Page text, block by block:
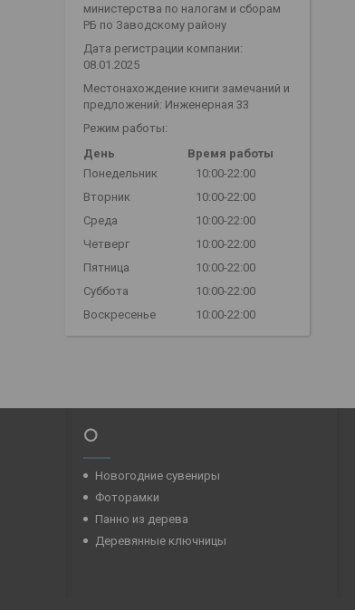
министерства по налогам и сборам
РБ по Заводскому району
Дата регистрации компании:
08.01.2025
Местонахождение книги замечаний и
предложений: Инженерная 33
Режим работы:
День
Время работы
Понедельник
10:00-22:00
Вторник
10:00-22:00
Среда
10:00-22:00
Четверг
10:00-22:00
Пятница
10:00-22:00
Суббота
10:00-22:00
Воскресенье
10:00-22:00
⭕
Новогодние сувениры
Фоторамки
Панно из дерева
Деревянные ключницы